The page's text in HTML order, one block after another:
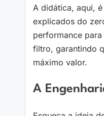
A didática, aqui,
explicados do
performance
filtro, garantindo
máximo valor.
A